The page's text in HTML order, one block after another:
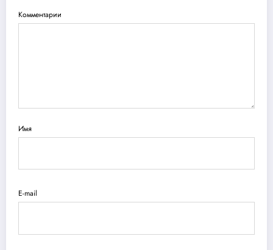
Комментарии
Имя
E-mail